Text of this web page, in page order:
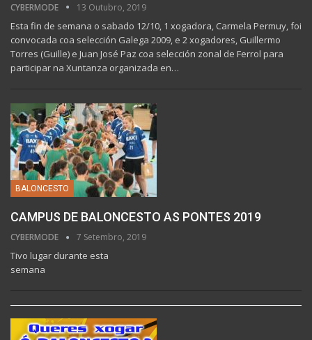
CYBERMODE 13 Outubro, 2019
Esta fin de semana o sabado 12/10, 1 xogadora, Carmela Permuy, foi
convocada coa selección Galega 2009, e 2 xogadores, Guillermo
Torres (Guille) e Juan José Paz coa selección zonal de Ferrol para
participar na Xuntanza organizada en…
BALONCESTO
CAMPUS DE BALONCESTO AS PONTES 2019
CYBERMODE 7 Setembro, 2019
Tivo lugar durante esta
semana